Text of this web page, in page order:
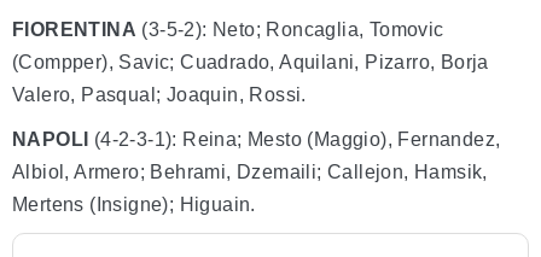
FIORENTINA (3-5-2): Neto; Roncaglia, Tomovic
(Compper), Savic; Cuadrado, Aquilani, Pizarro, Borja
Valero, Pasqual; Joaquin, Rossi.
NAPOLI (4-2-3-1): Reina; Mesto (Maggio), Fernandez,
Albiol, Armero; Behrami, Dzemaili; Callejon, Hamsik,
Mertens (Insigne); Higuain.